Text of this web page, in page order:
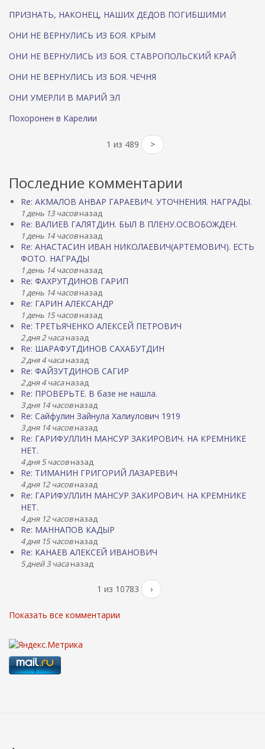
ПРИЗНАТЬ, НАКОНЕЦ, НАШИХ ДЕДОВ ПОГИБШИМИ
ОНИ НЕ ВЕРНУЛИСЬ ИЗ БОЯ. КРЫМ
ОНИ НЕ ВЕРНУЛИСЬ ИЗ БОЯ. СТАВРОПОЛЬСКИЙ КРАЙ
ОНИ НЕ ВЕРНУЛИСЬ ИЗ БОЯ. ЧЕЧНЯ
ОНИ УМЕРЛИ В МАРИЙ ЭЛ
Похоронен в Карелии
1 из 489 >
Последние комментарии
Re: АКМАЛОВ АНВАР ГАРАЕВИЧ. УТОЧНЕНИЯ. НАГРАДЫ.
1 день 13 часовназад
Re: ВАЛИЕВ ГАЛЯТДИН. БЫЛ В ПЛЕНУ.ОСВОБОЖДЕН.
1 день 14 часовназад
Re: АНАСТАСИН ИВАН НИКОЛАЕВИЧ(АРТЕМОВИЧ). ЕСТЬ
ФОТО. НАГРАДЫ
1 день 14 часовназад
Re: ФАХРУТДИНОВ ГАРИП
1 день 14 часовназад
Re: ГАРИН АЛЕКСАНДР
1 день 15 часовназад
Re: ТРЕТЬЯЧЕНКО АЛЕКСЕЙ ПЕТРОВИЧ
2 дня 2 часаназад
Re: ШАРАФУТДИНОВ САХАБУТДИН
2 дня 4 часаназад
Re: ФАЙЗУТДИНОВ САГИР
2 дня 4 часаназад
Re: ПРОВЕРЬТЕ. В базе не нашла.
3 дня 14 часовназад
Re: Сайфулин Зайнула Халиулович 1919
3 дня 14 часовназад
Re: ГАРИФУЛЛИН МАНСУР ЗАКИРОВИЧ. НА КРЕМНИКЕ
НЕТ.
4 дня 5 часовназад
Re: ТИМАНИН ГРИГОРИЙ ЛАЗАРЕВИЧ
4 дня 12 часовназад
Re: ГАРИФУЛЛИН МАНСУР ЗАКИРОВИЧ. НА КРЕМНИКЕ
НЕТ.
4 дня 12 часовназад
Re: МАННАПОВ КАДЫР
4 дня 15 часовназад
Re: КАНАЕВ АЛЕКСЕЙ ИВАНОВИЧ
5 дней 3 часаназад
1 из 10783 ›
Показать все комментарии